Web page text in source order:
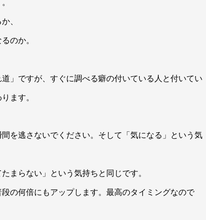
、
のか。
」ですが、すぐに調べる癖の付いている人と付いてい
ます。
を逃さないでください。そして「気になる」という気
まらない」という気持ちと同じです。
の何倍にもアップします。最高のタイミングなので